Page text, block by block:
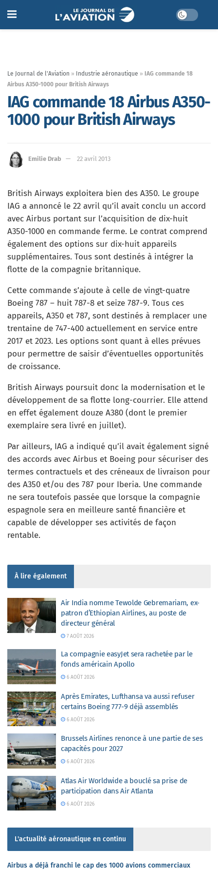
Le Journal de l'Aviation » Industrie aéronautique » IAG commande 18
Airbus A350-1000 pour British Airways
IAG commande 18 Airbus A350-
1000 pour British Airways
Emilie Drab 22 avril 2013
British Airways exploitera bien des A350. Le groupe
IAG a annoncé le 22 avril qu’il avait conclu un accord
avec Airbus portant sur l’acquisition de dix-huit
A350-1000 en commande ferme. Le contrat comprend
également des options sur dix-huit appareils
supplémentaires. Tous sont destinés à intégrer la
flotte de la compagnie britannique.
Cette commande s’ajoute à celle de vingt-quatre
Boeing 787 – huit 787-8 et seize 787-9. Tous ces
appareils, A350 et 787, sont destinés à remplacer une
trentaine de 747-400 actuellement en service entre
2017 et 2023. Les options sont quant à elles prévues
pour permettre de saisir d’éventuelles opportunités
de croissance.
British Airways poursuit donc la modernisation et le
développement de sa flotte long-courrier. Elle attend
en effet également douze A380 (dont le premier
exemplaire sera livré en juillet).
Par ailleurs, IAG a indiqué qu’il avait également signé
des accords avec Airbus et Boeing pour sécuriser des
termes contractuels et des créneaux de livraison pour
des A350 et/ou des 787 pour Iberia. Une commande
ne sera toutefois passée que lorsque la compagnie
espagnole sera en meilleure santé financière et
capable de développer ses activités de façon
rentable.
À lire également
Air India nomme Tewolde Gebremariam, ex-
patron d’Ethiopian Airlines, au poste de
directeur général
7 AOÛT 2026
La compagnie easyJet sera rachetée par le
fonds américain Apollo
6 AOÛT 2026
Après Emirates, Lufthansa va aussi refuser
certains Boeing 777-9 déjà assemblés
6 AOÛT 2026
Brussels Airlines renonce à une partie de ses
capacités pour 2027
6 AOÛT 2026
Atlas Air Worldwide a bouclé sa prise de
participation dans Air Atlanta
6 AOÛT 2026
L'actualité aéronautique en continu
Airbus a déjà franchi le cap des 1000 avions commerciaux